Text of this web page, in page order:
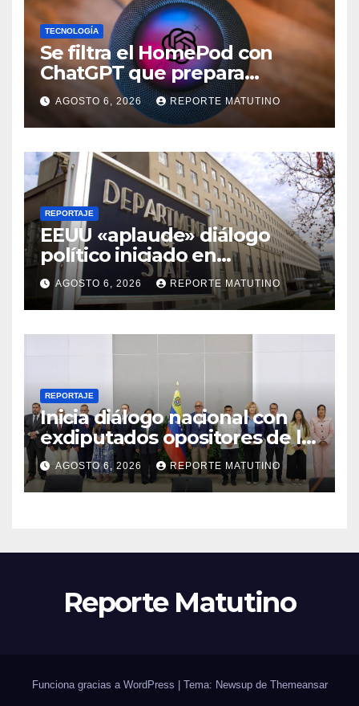
TECNOLOGÍA
Se filtra el HomePod con
ChatGPT que prepara
OpenAI y su diseño es una
locura
AGOSTO 6, 2026 REPORTE MATUTINO
REPORTAJE
EEUU «aplaude» diálogo
político iniciado en
Venezuela
AGOSTO 6, 2026 REPORTE MATUTINO
REPORTAJE
Inicia diálogo nacional con
exdiputados opositores de la
AN de 2015
AGOSTO 6, 2026 REPORTE MATUTINO
Reporte Matutino
Funciona gracias a WordPress | Tema: Newsup de Themeansar